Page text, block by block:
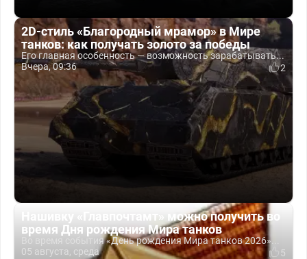
2D-стиль «Благородный мрамор» в Мире
танков: как получать золото за победы
Его главная особенность — возможность зарабатывать...
Вчера, 09:36
2
Нашивку «Главпочтамт» можно получить во
время Дня рождения Мира танков
Во время события «День рождения Мира танков 2026»...
05 августа, среда
5